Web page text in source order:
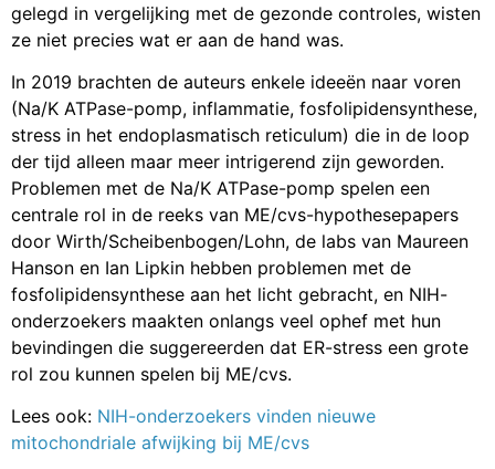
gelegd in vergelijking met de gezonde controles, wisten
ze niet precies wat er aan de hand was.
In 2019 brachten de auteurs enkele ideeën naar voren
(Na/K ATPase-pomp, inflammatie, fosfolipidensynthese,
stress in het endoplasmatisch reticulum) die in de loop
der tijd alleen maar meer intrigerend zijn geworden.
Problemen met de Na/K ATPase-pomp spelen een
centrale rol in de reeks van ME/cvs-hypothesepapers
door Wirth/Scheibenbogen/Lohn, de labs van Maureen
Hanson en Ian Lipkin hebben problemen met de
fosfolipidensynthese aan het licht gebracht, en NIH-
onderzoekers maakten onlangs veel ophef met hun
bevindingen die suggereerden dat ER-stress een grote
rol zou kunnen spelen bij ME/cvs.
Lees ook: NIH-onderzoekers vinden nieuwe
mitochondriale afwijking bij ME/cvs